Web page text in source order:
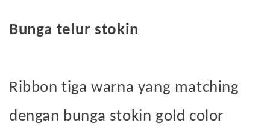
Bunga telur stokin
Ribbon tiga warna yang matching
dengan bunga stokin gold color